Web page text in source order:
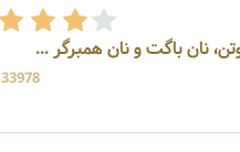
نان باگت و نان همبرگر ...
33978 بازدید